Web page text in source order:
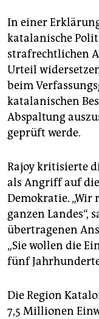
In einer
katalanische
strafrechtlichen
Urteil
beim
katalanischen
Abspaltung
geprüft werde.
Rajoy kritisierte
als Angriff auf
Demokratie. „Wir
ganzen Landes“,
übertragenen
„Sie wollen die
fünf
Die Region
7,5 Millionen